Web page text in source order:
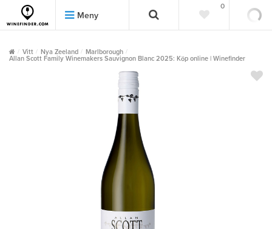
Meny
0
Vitt Nya Zeeland
Marlborough
Allan Scott Family Winemakers Sauvignon Blanc 2025: Köp online | Winefinder
""